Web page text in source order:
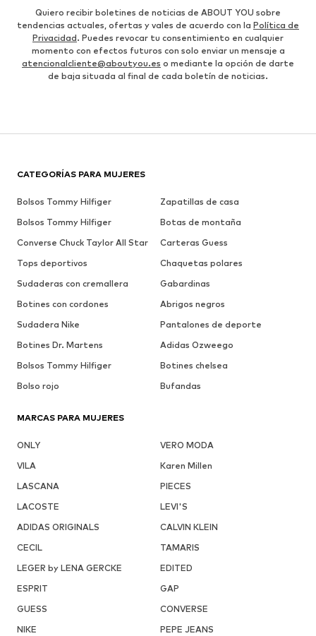
Quiero recibir boletines de noticias de ABOUT YOU sobre
tendencias actuales, ofertas y vales de acuerdo con la Política de
Privacidad. Puedes revocar tu consentimiento en cualquier
momento con efectos futuros con solo enviar un mensaje a
atencionalcliente@aboutyou.es o mediante la opción de darte
de baja situada al final de cada boletín de noticias.
CATEGORÍAS PARA MUJERES
Bolsos Tommy Hilfiger
Zapatillas de casa
Bolsos Tommy Hilfiger
Botas de montaña
Converse Chuck Taylor All Star
Carteras Guess
Tops deportivos
Chaquetas polares
Sudaderas con cremallera
Gabardinas
Botines con cordones
Abrigos negros
Sudadera Nike
Pantalones de deporte
Botines Dr. Martens
Adidas Ozweego
Bolsos Tommy Hilfiger
Botines chelsea
Bolso rojo
Bufandas
MARCAS PARA MUJERES
ONLY
VERO MODA
VILA
Karen Millen
LASCANA
PIECES
LACOSTE
LEVI'S
ADIDAS ORIGINALS
CALVIN KLEIN
CECIL
TAMARIS
LEGER by LENA GERCKE
EDITED
ESPRIT
GAP
GUESS
CONVERSE
NIKE
PEPE JEANS